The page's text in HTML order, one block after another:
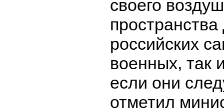
своего
российских
военных, так
если они
отметил